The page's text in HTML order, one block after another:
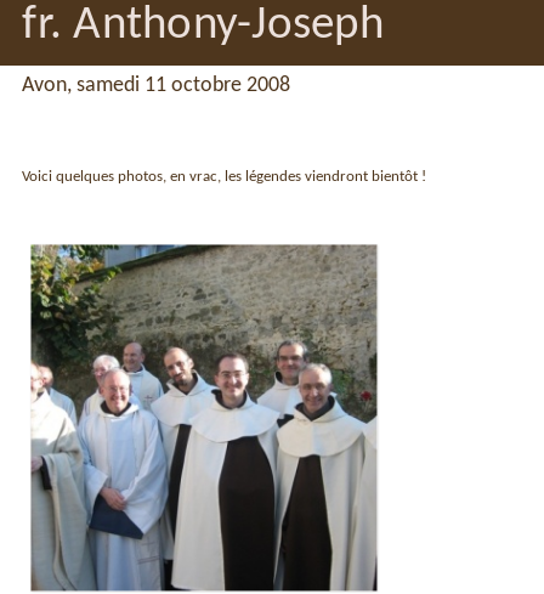
fr. Anthony-Joseph
Avon, samedi 11 octobre 2008
Voici quelques photos, en vrac, les légendes viendront bientôt !